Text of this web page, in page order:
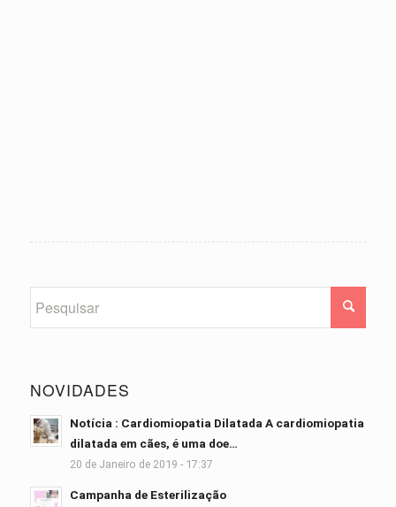
NOVIDADES
Notícia : Cardiomiopatia Dilatada A cardiomiopatia
dilatada em cães, é uma doe…
20 de Janeiro de 2019 - 17:37
Campanha de Esterilização